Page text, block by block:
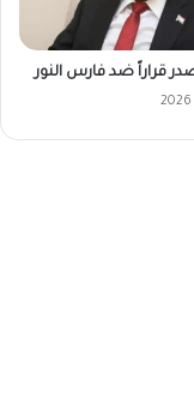
قراراً ضد فارس النور